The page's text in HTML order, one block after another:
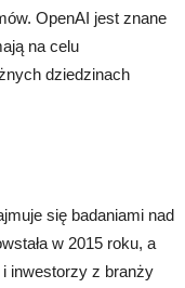
OpenAI jest znane
na celu
dziedzinach
się badaniami nad
w 2015 roku, a
i inwestorzy z branży